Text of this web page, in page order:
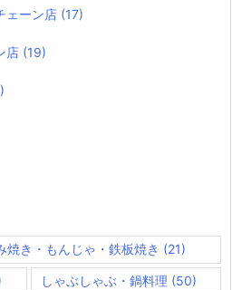
ェーン店 (17)
店 (19)
焼き・もんじゃ・鉄板焼き (21)
しゃぶしゃぶ・鍋料理 (50)